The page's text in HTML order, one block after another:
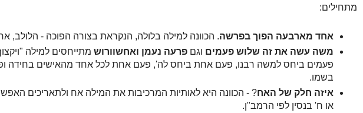
מתחילים:
אחד מארבעה הפוך בפרשה. הכוונה למילה בלולה, הנקראת בצורה הפוכה - הלולב,
משה עשה את זה שלוש פעמים וגם פרעה נעמן ואחשוורושמתייחסים למילה
פעמים ביחס למשה רבנו, פעם אחת ביחס לה', פעם אחת לכל אחד מהאישים בחידה
בשמו.
איזה חלק של האח? - הכוונה היא לאותיות המרכיבות את המילה אח ולתאריכים
או ח' בנסין לפי הרמב"ן.